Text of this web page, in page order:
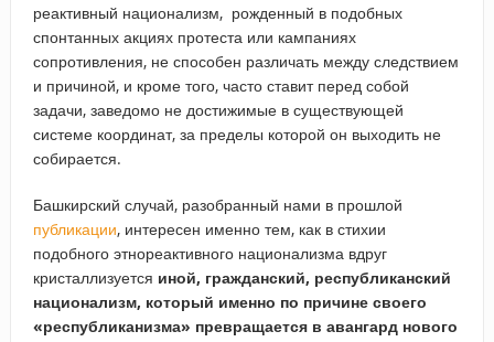
реактивный национализм, рожденный в подобных
спонтанных акциях протеста или кампаниях
сопротивления, не способен различать между следствием
и причиной, и кроме того, часто ставит перед собой
задачи, заведомо не достижимые в существующей
системе координат, за пределы которой он выходить не
собирается.
Башкирский случай, разобранный нами в прошлой
публикации, интересен именно тем, как в стихии
подобного этнореактивного национализма вдруг
кристаллизуется иной, гражданский, республиканский
национализм, который именно по причине своего
«республиканизма» превращается в авангард нового